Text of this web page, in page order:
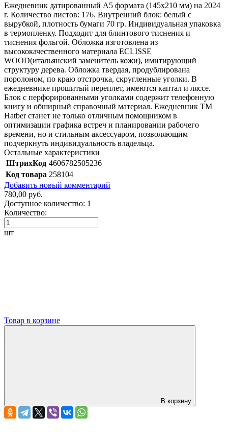
Ежедневник датированный А5 формата (145х210 мм) на 2024
г. Количество листов: 176. Внутренний блок: белый с
вырубкой, плотность бумаги 70 гр. Индивидуальная упаковка
в термопленку. Подходит для блинтового тиснения и
тиснения фольгой. Обложка изготовлена из
высококачественного материала ECLISSE
WOOD(итальянский заменитель кожи), имитирующий
структуру дерева. Обложка твердая, продублирована
поролоном, по краю отстрочка, скругленные уголки. В
ежедневнике прошитый переплет, имеются каптал и ляссе.
Блок с перфорированными уголками содержит телефонную
книгу и обширный справочный материал. Ежедневник ТМ
Hatber станет не только отличным помощником в
оптимизации графика встреч и планировании рабочего
времени, но и стильным аксессуаром, позволяющим
подчеркнуть индивидуальность владельца.
Остальные характеристики
ШтрихКод 4606782505236
Код товара 258104
Добавить новый комментарий
780,00 руб.
Доступное количество: 1
Количество:
шт
Товар в корзине
В корзину